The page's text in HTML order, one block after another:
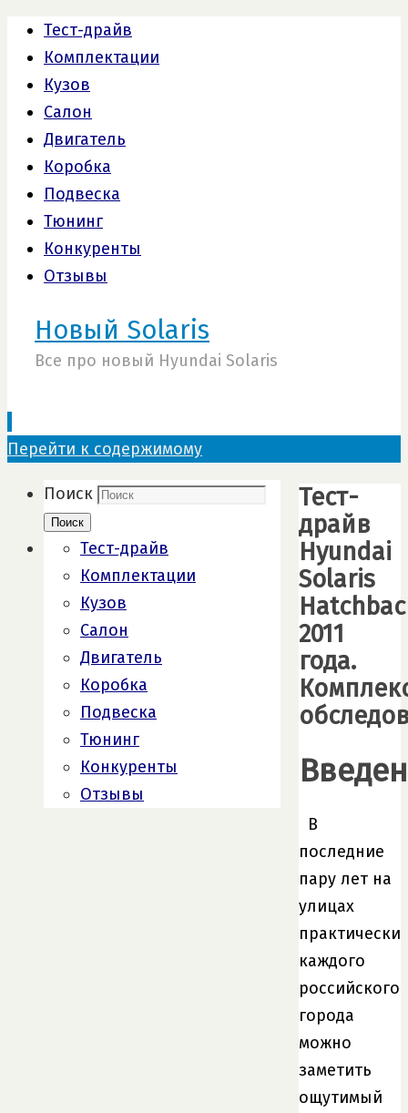
Тест-драйв
Комплектации
Кузов
Салон
Двигатель
Коробка
Подвеска
Тюнинг
Конкуренты
Отзывы
Новый Solaris
Все про новый Hyundai Solaris
Перейти к содержимому
Тест-
драйв
Hyundai
Solaris
2011
года.
В
последние
пару лет на
улицах
практически
каждого
российского
города
можно
заметить
ощутимый
Поиск
Поиск
Тест-драйв
Комплектации
Кузов
Салон
Двигатель
Коробка
Подвеска
Тюнинг
Конкуренты
Отзывы